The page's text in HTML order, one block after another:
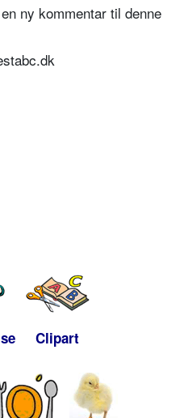
ny kommentar til denne
Clipart